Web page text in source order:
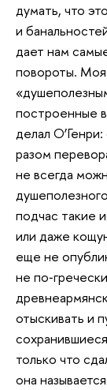
думать, что
и
дает нам
повороты.
построенные
делал
разом
не всегда
подчас такие
или даже
еще не
не
отыскивать и
только что
она